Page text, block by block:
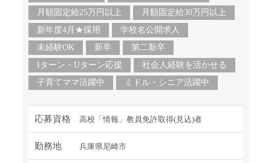
月額固定給25万円以上
月額固定給30万円以上
新年度4月★採用
学校名公開求人
未経験OK
新卒
第二新卒
Iターン・Uターン応援
社会人経験を活かせる
子育てママ活躍中
ミドル・シニア活躍中
応募資格 高校「情報」教員免許取得(見込)者
勤務地 兵庫県尼崎市